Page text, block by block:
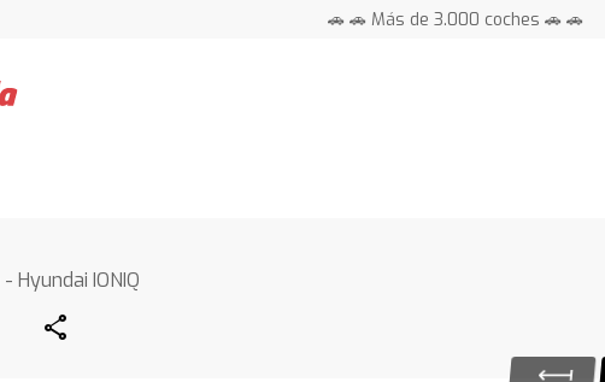
🚗 🚗 Más de 3.000 coches 🚗 🚗
- Hyundai IONIQ
Share